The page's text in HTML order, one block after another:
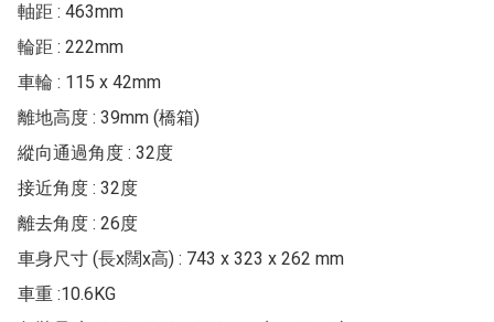
軸距 : 463mm
輪距 : 222mm
車輪 : 115 x 42mm
離地高度 : 39mm (橋箱)
縱向通過角度 : 32度
接近角度 : 32度
離去角度 : 26度
車身尺寸 (長x闊x高) : 743 x 323 x 262 mm
車重 :10.6KG